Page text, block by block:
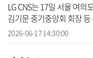
LG CNS는 17일 서울 여의
김기문 중기중앙회 회장
AI 확산을 위한 대·중소 상
2026-06-17 14:30:00